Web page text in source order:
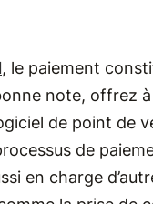
, le paiement
note, offrez
de point de
de
en charge